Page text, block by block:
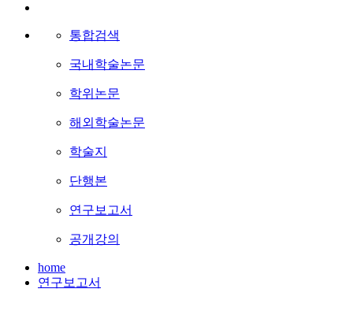
통합검색
국내학술논문
학위논문
해외학술논문
학술지
단행본
연구보고서
공개강의
home
연구보고서